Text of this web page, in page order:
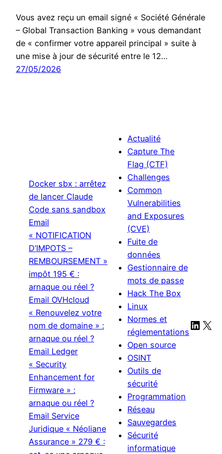
Vous avez reçu un email signé « Société Générale
– Global Transaction Banking » vous demandant
de « confirmer votre appareil principal » suite à
une mise à jour de sécurité entre le 12…
27/05/2026
Docker sbx : arrêtez
de lancer Claude
Code sans sandbox
Email
« NOTIFICATION
D’IMPOTS –
REMBOURSEMENT »
impôt 195 € :
arnaque ou réel ?
Email OVHcloud
« Renouvelez votre
nom de domaine » :
arnaque ou réel ?
Email Ledger
« Security
Enhancement for
Firmware » :
arnaque ou réel ?
Email Service
Juridique « Néoliane
Assurance » 279 € :
Actualité
Capture The
Flag (CTF)
Challenges
Common
Vulnerabilities
and Exposures
(CVE)
Fuite de
données
Gestionnaire de
mots de passe
Hack The Box
Linux
Normes et
réglementations
Open source
OSINT
Outils de
sécurité
Programmation
Réseau
Sauvegardes
Sécurité
informatique
X